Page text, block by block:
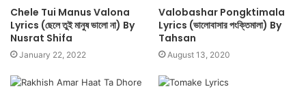
Chele Tui Manus Valona
Lyrics (ছেলে তুই মানুষ ভালো না) By
Nusrat Shifa
January 22, 2022
Valobashar Pongktimala
Lyrics (ভালোবাসার পংক্তিমালা) By
Tahsan
August 13, 2020